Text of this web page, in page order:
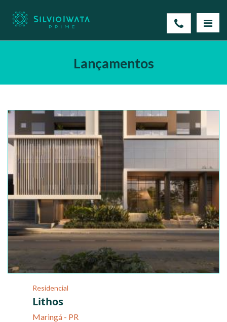
Lançamentos
Residencial
Lithos
Maringá - PR